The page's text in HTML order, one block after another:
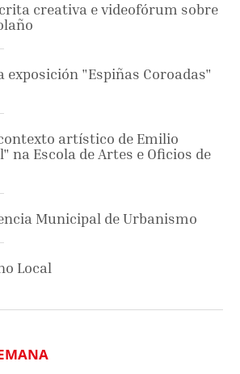
creativa e videofórum sobre
exposición "Espiñas Coroadas"
artístico de Emilio
na Escola de Artes e Oficios de
Municipal de Urbanismo
Local